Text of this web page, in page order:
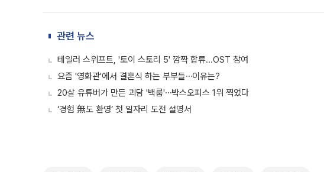
관련 뉴스
테일러 스위프트, '토이 스토리 5' 깜짝 합류...OST 참여
요즘 '영화관'에서 결혼식 하는 부부들⋯이유는?
20살 유튜버가 만든 괴담 '백룸'⋯박스오피스 1위 찍었다
‘경험 無도 환영’ 첫 일자리 도전 설명서